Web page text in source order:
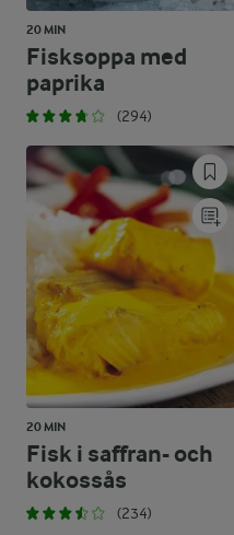
20 MIN
Fisksoppa med
paprika
(294)
20 MIN
Fisk i saffran- och
kokossås
(234)